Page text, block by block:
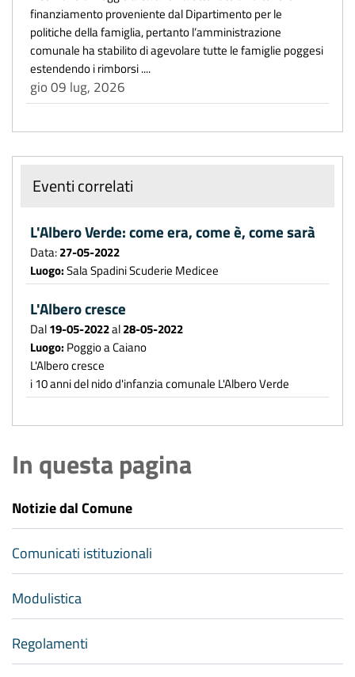
finanziamento proveniente dal Dipartimento per le
politiche della famiglia, pertanto l’amministrazione
comunale ha stabilito di agevolare tutte le famiglie poggesi
estendendo i rimborsi ....
gio 09 lug, 2026
Eventi correlati
L'Albero Verde: come era, come è, come sarà
Data:27-05-2022
Luogo:Sala Spadini Scuderie Medicee
L'Albero cresce
Dal19-05-2022al28-05-2022
Luogo: Poggio a Caiano
L'Albero cresce
i 10 anni del nido d'infanzia comunale L'Albero Verde
In questa pagina
Notizie dal Comune
Comunicati istituzionali
Modulistica
Regolamenti